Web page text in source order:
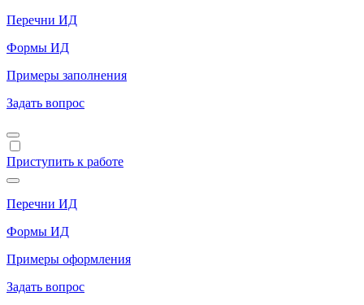
Перечни ИД
Формы ИД
Примеры заполнения
Задать вопрос
Приступить к работе
Перечни ИД
Формы ИД
Примеры оформления
Задать вопрос